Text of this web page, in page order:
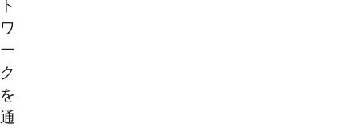
ト
ワ
ー
ク
を
通